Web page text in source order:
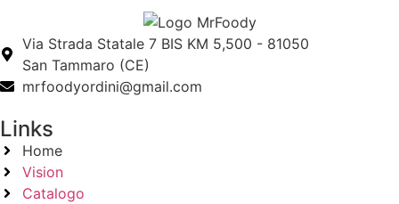
Via Strada Statale 7 BIS KM 5,500 - 81050
San Tammaro (CE)
mrfoodyordini@gmail.com
Links
Home
Vision
Catalogo